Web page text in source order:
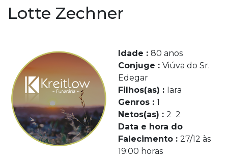
Lotte Zechner
Idade : 80 anos
Conjuge : Viúva do Sr.
Edegar
Filhos(as) : Iara
Genros : 1
Netos(as) : 2 2
Data e hora do
Falecimento : 27/12 às
19:00 horas